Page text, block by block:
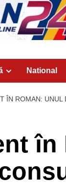
National
ÎN ROMAN: UNUL
în